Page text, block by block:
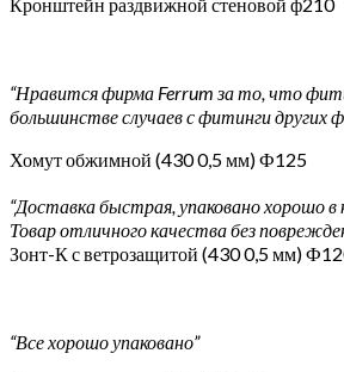
“Нравится фирма Ferrum за то, что
большинстве случаев с фитинги других
Хомут обжимной (430 0,5 мм) Ф125
“Доставка быстрая, упаковано хорошо в
Товар отличного качества без
Зонт-К с ветрозащитой (430 0,5 мм)
“Все хорошо упаковано”